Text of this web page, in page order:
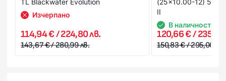
Изчерпано
114,94 € / 224,80 лв.
143,67 € / 280,99 лв.
II
В наличност
120,66 € / 235,99
150,83 € / 295,00 лв.